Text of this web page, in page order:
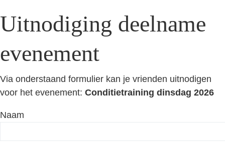
Uitnodiging deelname
evenement
Via onderstaand formulier kan je vrienden uitnodigen
voor het evenement: Conditietraining dinsdag 2026
Naam